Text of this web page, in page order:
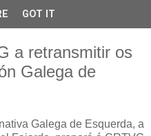
a retransmitir os
Galega de
Galega de Esquerda, a
GOT IT